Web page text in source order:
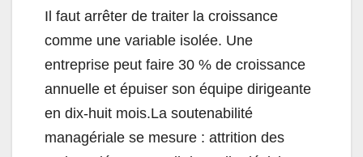
Il faut arrêter de traiter la croissance
comme une variable isolée. Une
entreprise peut faire 30 % de croissance
annuelle et épuiser son équipe dirigeante
en dix-huit mois.La soutenabilité
managériale se mesure : attrition des